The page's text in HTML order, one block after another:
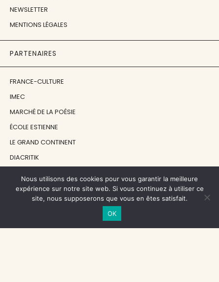
NEWSLETTER
MENTIONS LÉGALES
PARTENAIRES
FRANCE-CULTURE
IMEC
MARCHÉ DE LA POÉSIE
ÉCOLE ESTIENNE
LE GRAND CONTINENT
DIACRITIK
NOS SOUTIENS
CENTRE NATIONAL DU LIVRE
Nous utilisons des cookies pour vous garantir la meilleure
expérience sur notre site web. Si vous continuez à utiliser ce
site, nous supposerons que vous en êtes satisfait.
OK